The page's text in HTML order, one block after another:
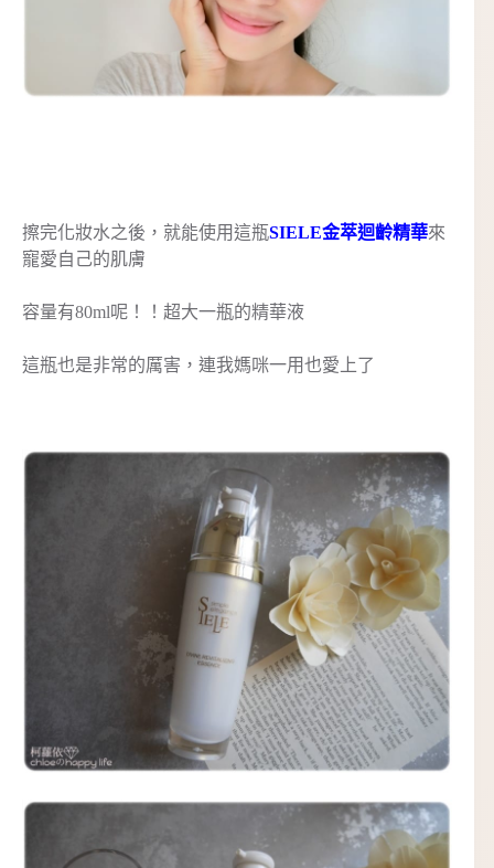
擦完化妝水之後，就能使用這瓶SIELE金萃迴齡精華來
寵愛自己的肌膚
容量有80ml呢！！超大一瓶的精華液
這瓶也是非常的厲害，連我媽咪一用也愛上了